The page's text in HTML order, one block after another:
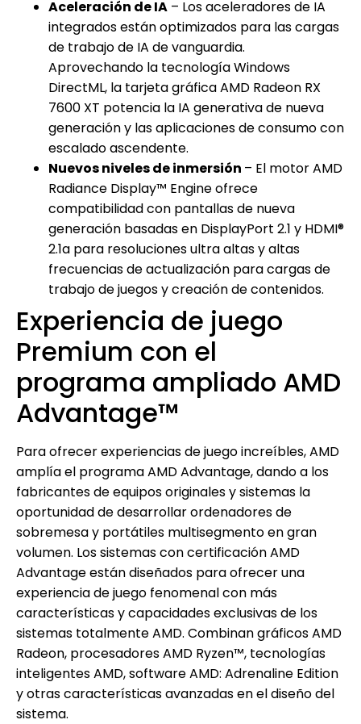
Aceleración de IA – Los aceleradores de IA
integrados están optimizados para las cargas
de trabajo de IA de vanguardia.
Aprovechando la tecnología Windows
DirectML, la tarjeta gráfica AMD Radeon RX
7600 XT potencia la IA generativa de nueva
generación y las aplicaciones de consumo con
escalado ascendente.
Nuevos niveles de inmersión – El motor AMD
Radiance Display™ Engine ofrece
compatibilidad con pantallas de nueva
generación basadas en DisplayPort 2.1 y HDMI®
2.1a para resoluciones ultra altas y altas
frecuencias de actualización para cargas de
trabajo de juegos y creación de contenidos.
Experiencia de juego
Premium con el
programa ampliado AMD
Advantage™
Para ofrecer experiencias de juego increíbles, AMD
amplía el programa AMD Advantage, dando a los
fabricantes de equipos originales y sistemas la
oportunidad de desarrollar ordenadores de
sobremesa y portátiles multisegmento en gran
volumen. Los sistemas con certificación AMD
Advantage están diseñados para ofrecer una
experiencia de juego fenomenal con más
características y capacidades exclusivas de los
sistemas totalmente AMD. Combinan gráficos AMD
Radeon, procesadores AMD Ryzen™, tecnologías
inteligentes AMD, software AMD: Adrenaline Edition
y otras características avanzadas en el diseño del
sistema.